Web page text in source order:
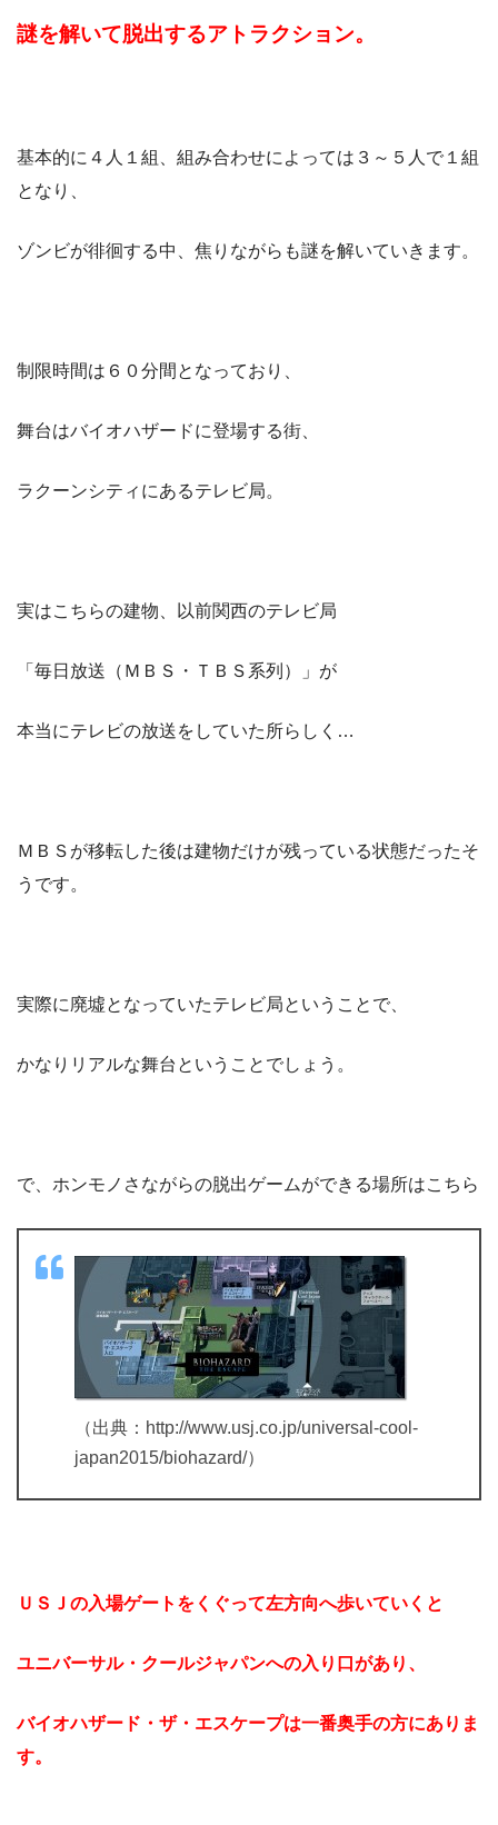
謎を解いて脱出するアトラクション。
基本的に４人１組、組み合わせによっては３～５人で１組
となり、
ゾンビが徘徊する中、焦りながらも謎を解いていきます。
制限時間は６０分間となっており、
舞台はバイオハザードに登場する街、
ラクーンシティにあるテレビ局。
実はこちらの建物、以前関西のテレビ局
「毎日放送（ＭＢＳ・ＴＢＳ系列）」が
本当にテレビの放送をしていた所らしく…
ＭＢＳが移転した後は建物だけが残っている状態だったそ
うです。
実際に廃墟となっていたテレビ局ということで、
かなりリアルな舞台ということでしょう。
で、ホンモノさながらの脱出ゲームができる場所はこちら
（出典：http://www.usj.co.jp/universal-cool-
japan2015/biohazard/）
ＵＳＪの入場ゲートをくぐって左方向へ歩いていくと
ユニバーサル・クールジャパンへの入り口があり、
バイオハザード・ザ・エスケープは一番奥手の方にありま
す。